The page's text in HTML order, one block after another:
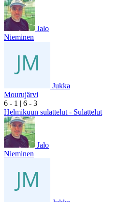
Jalo
Nieminen
Jukka
Mourujärvi
6 - 1 | 6 - 3
Helmikuun sulattelut - Sulattelut
Jalo
Nieminen